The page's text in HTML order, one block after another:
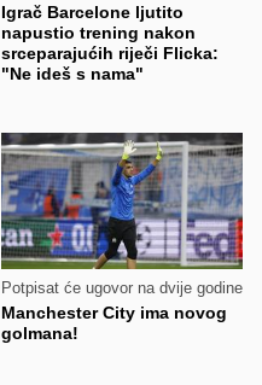
Igrač Barcelone ljutito
napustio trening nakon
srceparajućih riječi Flicka:
"Ne ideš s nama"
Potpisat će ugovor na dvije godine
Manchester City ima novog
golmana!